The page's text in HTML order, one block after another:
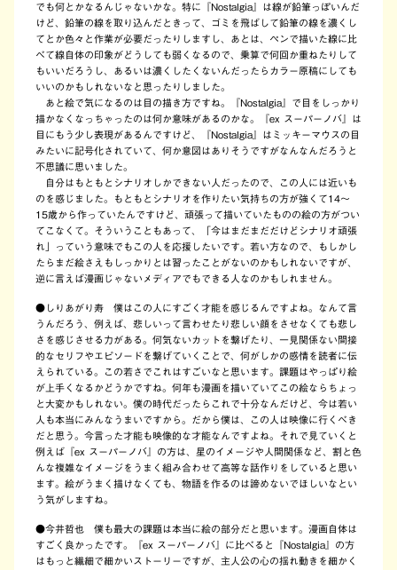
でも何とかなるんじゃないかな。特に『Nostalgia』は線が鉛筆っぽいんだ
けど、鉛筆の線を取り込んだときって、ゴミを飛ばして鉛筆の線を濃くし
てとか色々と作業が必要だったりしますし、あとは、ペンで描いた線に比
べて線自体の印象がどうしても弱くなるので、乗算で何回か重ねたりして
もいいだろうし、あるいは濃くしたくないんだったらカラー原稿にしても
いいのかもしれないなと思ったりしました。
あと絵で気になるのは目の描き方ですね。『Nostalgia』で目をしっかり
描かなくなっちゃったのは何か意味があるのかな。『ex スーパーノバ』は
目にもう少し表現があるんですけど、『Nostalgia』はミッキーマウスの目
みたいに記号化されていて、何か意図はありそうですがなんなんだろうと
不思議に思いました。
自分はもともとシナリオしかできない人だったので、この人には近いも
のを感じました。もともとシナリオを作りたい気持ちの方が強くて14～
15歳から作っていたんですけど、頑張って描いていたものの絵の方がつい
てこなくて。そういうこともあって、「今はまだまだだけどシナリオ頑張
れ」っていう意味でもこの人を応援したいです。若い方なので、もしかし
たらまだ絵さえもしっかりとは習ったことがないのかもしれないですが、
逆に言えば漫画じゃないメディアでもできる人なのかもしれません。
●しりあがり寿 僕はこの人にすごく才能を感じるんですよね。なんて言
うんだろう、例えば、悲しいって言わせたり悲しい顔をさせなくても悲し
さを感じさせる力がある。何気ないカットを繋げたり、一見関係ない間接
的なセリフやエピソードを繋げていくことで、何がしかの感情を読者に伝
えられている。この若さでこれはすごいなと思います。課題はやっぱり絵
が上手くなるかどうかですね。何年も漫画を描いていてこの絵ならちょっ
と大変かもしれない。僕の時代だったらこれで十分なんだけど、今は若い
人も本当にみんなうまいですから。だから僕は、この人は映像に行くべき
だと思う。今言った才能も映像的な才能なんですよね。それで見ていくと
例えば『ex スーパーノバ』の方は、星のイメージや人間関係など、割と色
んな複雑なイメージをうまく組み合わせて高等な話作りをしていると思い
ます。絵がうまく描けなくても、物語を作るのは諦めないでほしいなとい
う気がしますね。
●今井哲也 僕も最大の課題は本当に絵の部分だと思います。漫画自体は
すごく良かったです。『ex スーパーノバ』に比べると『Nostalgia』の方
はもっと繊細で細かいストーリーですが、主人公の心の揺れ動きを細かく